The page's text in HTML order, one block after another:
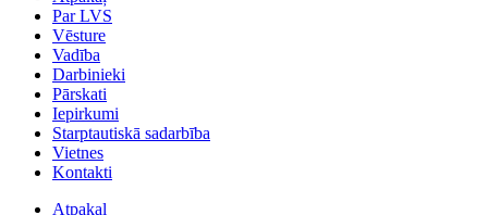
Par LVS
Vēsture
Vadība
Darbinieki
Pārskati
Iepirkumi
Starptautiskā sadarbība
Vietnes
Kontakti
Atpakaļ